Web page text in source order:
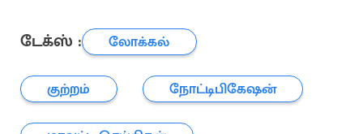
டேக்ஸ் :
லோக்கல்
குற்றம்
நோட்டிபிகேஷன்